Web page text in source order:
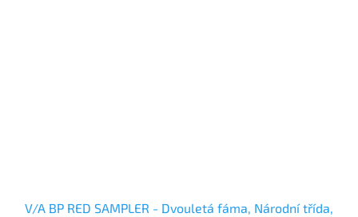
V/A BP RED SAMPLER - Dvouletá fáma, Národní třída,